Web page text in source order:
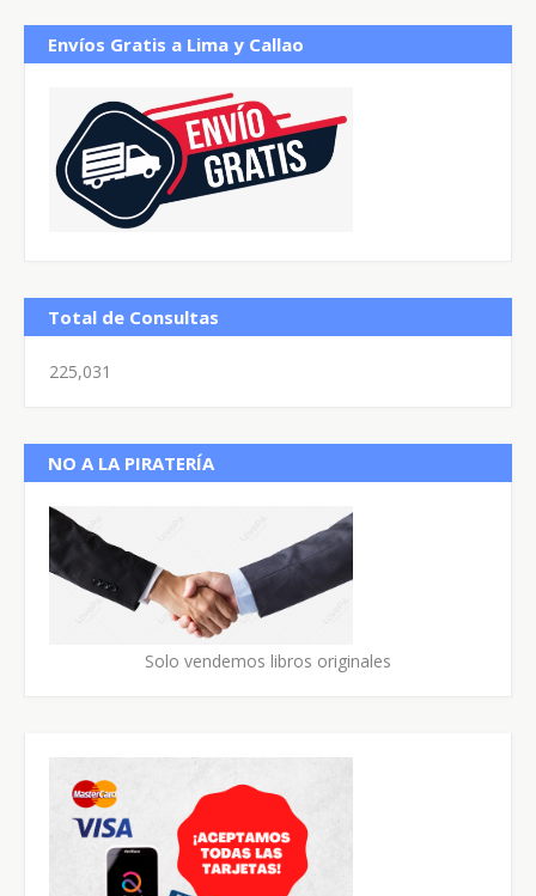
Envíos Gratis a Lima y Callao
Total de Consultas
225,031
NO A LA PIRATERÍA
Solo vendemos libros originales